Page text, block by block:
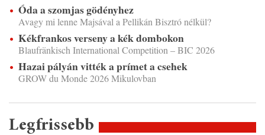
Óda a szomjas gödényhez
Avagy mi lenne Majsával a Pellikán Bisztró nélkül?
Kékfrankos verseny a kék dombokon
Blaufränkisch International Competition – BIC 2026
Hazai pályán vitték a prímet a csehek
GROW du Monde 2026 Mikulovban
Legfrissebb